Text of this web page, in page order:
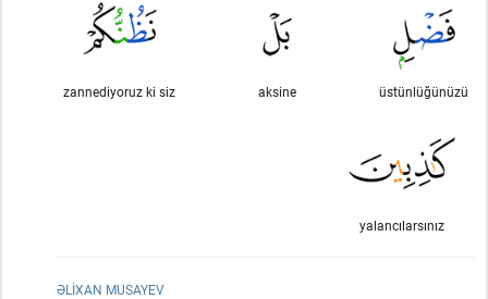
üstünlüğünüzü
aksine
zannediyoruz ki siz
yalancılarsınız
ƏLIXAN MUSAYEV